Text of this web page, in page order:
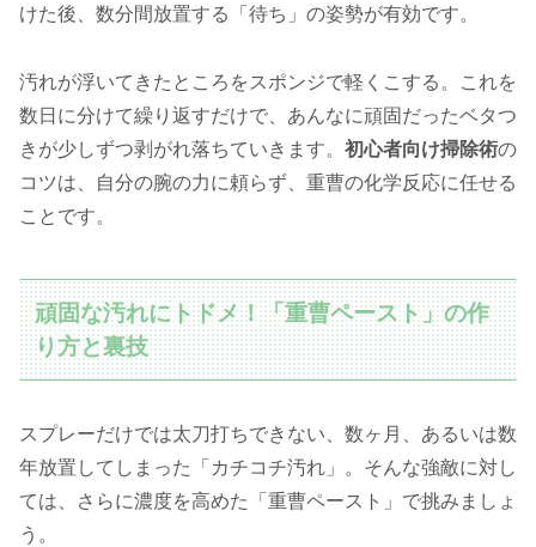
けた後、数分間放置する「待ち」の姿勢が有効です。
汚れが浮いてきたところをスポンジで軽くこする。これを
数日に分けて繰り返すだけで、あんなに頑固だったベタつ
きが少しずつ剥がれ落ちていきます。 初心者向け掃除術の
コツは、自分の腕の力に頼らず、重曹の化学反応に任せる
ことです。
頑固な汚れにトドメ！「重曹ペースト」の作
り方と裏技
スプレーだけでは太刀打ちできない、数ヶ月、あるいは数
年放置してしまった「カチコチ汚れ」。そんな強敵に対し
ては、さらに濃度を高めた「重曹ペースト」で挑みましょ
う。